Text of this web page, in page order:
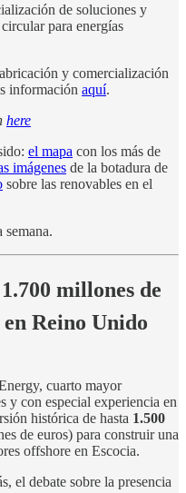
de soluciones y
para energías
y comercialización
información aquí.
here
el mapa con los más de
imágenes de la botadura de
sobre las renovables en el
semana.
millones de
Reino Unido
cuarto mayor
y con especial experiencia en
histórica de hasta 1.500
de euros) para construir una
offshore en Escocia.
el debate sobre la presencia